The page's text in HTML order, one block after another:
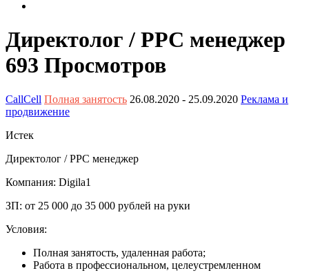
Директолог / PPC менеджер
693 Просмотров
CallCell Полная занятость 26.08.2020 - 25.09.2020 Реклама и
продвижение
Истек
Директолог / PPC менеджер
Компания: Digila1
ЗП: от 25 000 до 35 000 рублей на руки
Условия:
Полная занятость, удаленная работа;
Работа в профессиональном, целеустремленном